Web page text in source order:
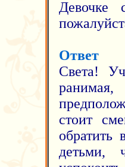
Девочке
Ответ
Света!
стоит
обратить
детьми,